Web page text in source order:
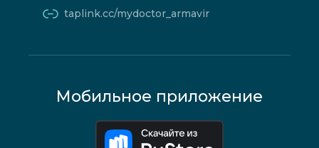
taplink.cc/mydoctor_armavir
Мобильное приложение